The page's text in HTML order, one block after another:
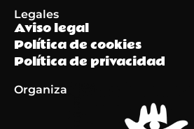
Legales
Aviso legal
Política de cookies
Política de privacidad
Organiza